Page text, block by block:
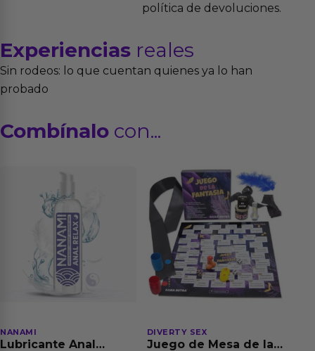
política de devoluciones.
Experiencias reales
Sin rodeos: lo que cuentan quienes ya lo han
probado
Combínalo con...
NANAMI
Lubricante Anal
DIVERTY SEX
Juego de Mesa de las